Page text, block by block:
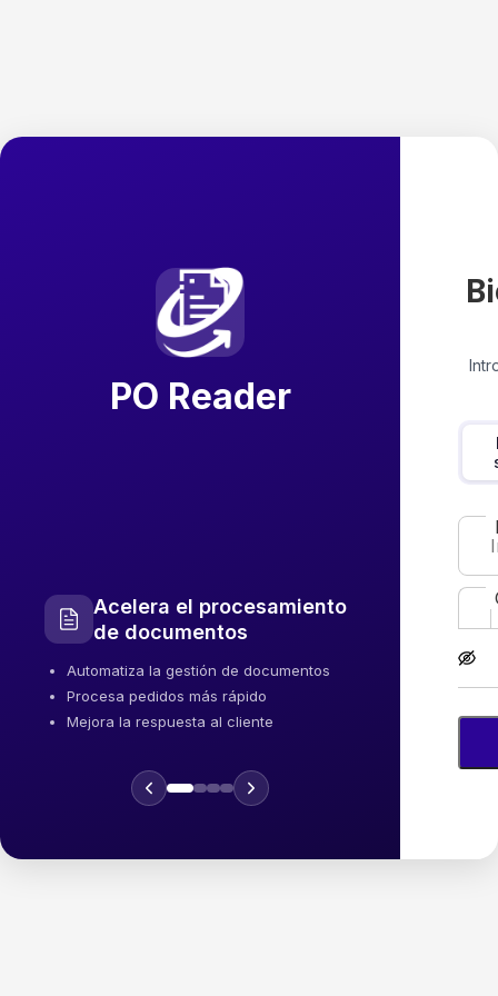
PO Reader
Acelera el procesamiento
de documentos
Automatiza la gestión de documentos
Procesa pedidos más rápido
Mejora la respuesta al cliente